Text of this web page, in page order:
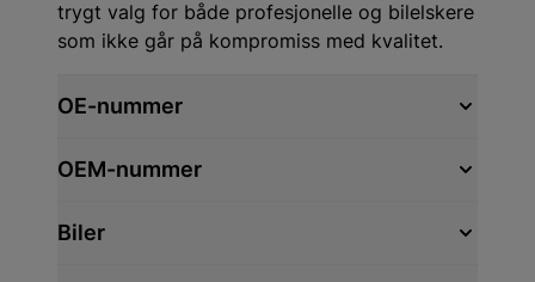
trygt valg for både profesjonelle og bilelskere
som ikke går på kompromiss med kvalitet.
OE-nummer
OEM-nummer
Biler